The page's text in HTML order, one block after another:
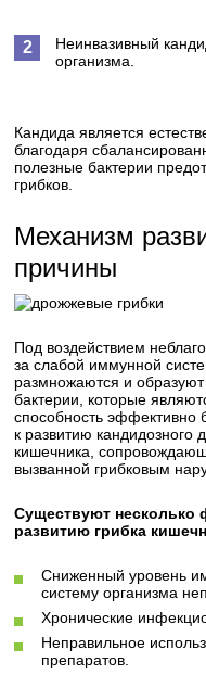
Неинвазивный
организма.
Кандида является
благодаря
полезные бактерии
грибков.
Механизм
причины
Под воздействием
за слабой иммунной
размножаются и
бактерии, которые
способность эффективно
к развитию кандидозного
кишечника,
вызванной грибковым
Существуют несколько
развитию грибка
Сниженный уровень
систему организма
Хронические
Неправильное
препаратов.